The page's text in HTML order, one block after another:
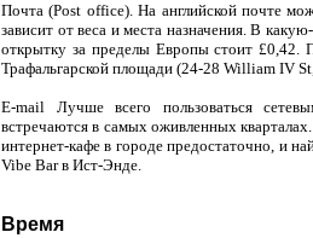
Почта (Post office). На английской почте
зависит от веса и места назначения. В
открытку за пределы Европы стоит £0,42.
Трафальгарской площади (24-28 William IV
E-mail Лучше всего пользоваться
встречаются в самых оживленных
интернет-кафе в городе предостаточно, и
Vibe Bar в Ист-Энде.
Время